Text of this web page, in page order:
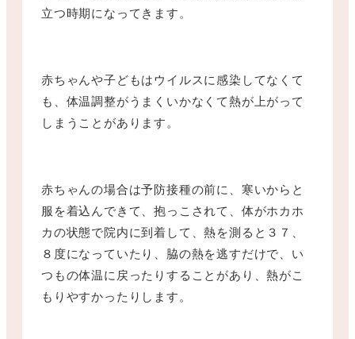
立つ時期になってきます。
赤ちゃんや子どもはウイルスに感染してなくて
も、体温調整がうまくいかなくて熱が上がって
しまうことがあります。
赤ちゃんの場合は予防接種の前に、寒いからと
服を着込んできて、抱っこされて、体がホカホ
カの状態で院内に到着して、熱を測ると３７、
８度になっていたり、脇の熱を逃すだけで、い
つもの体温に戻ったりすることがあり、熱がこ
もりやすかったりします。